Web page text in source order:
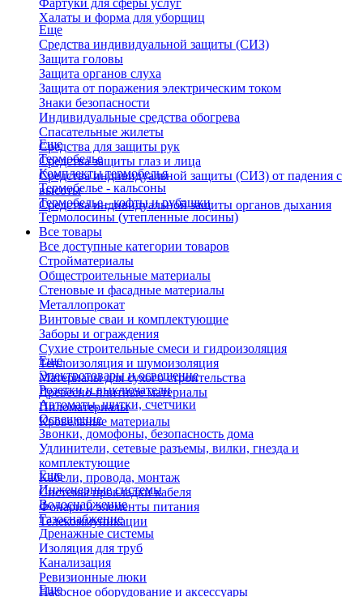
Фартуки для сферы услуг
Халаты и форма для уборщиц
Еще
Средства индивидуальной защиты (СИЗ)
Защита головы
Защита органов слуха
Защита от поражения электрическим током
Знаки безопасности
Индивидуальные средства обогрева
Спасательные жилеты
Средства для защиты рук
Средства защиты глаз и лица
Средства индивидуальной защиты (СИЗ) от падения с
высоты
Средства индивидуальной защиты органов дыхания
Еще
Термобелье
Комплекты термобелья
Термобелье - кальсоны
Термобелье - кофты и рубашки
Термолосины (утепленные лосины)
Все товары
Все доступные категории товаров
Стройматериалы
Общестроительные материалы
Стеновые и фасадные материалы
Металлопрокат
Винтовые сваи и комплектующие
Заборы и ограждения
Сухие строительные смеси и гидроизоляция
Теплоизоляция и шумоизоляция
Материалы для сухого строительства
Древесно-плитные материалы
Пиломатериалы
Кровельные материалы
Еще
Электротовары и освещение
Розетки и выключатели
Автоматы, щитки, счетчики
Освещение
Звонки, домофоны, безопасность дома
Удлинители, сетевые разъемы, вилки, гнезда и
комплектующие
Кабели, провода, монтаж
Системы прокладки кабеля
Фонари и элементы питания
Телекоммуникации
Еще
Инженерные системы
Водоснабжение
Газоснабжение
Дренажные системы
Изоляция для труб
Канализация
Ревизионные люки
Насосное оборудование и аксессуары
Еще